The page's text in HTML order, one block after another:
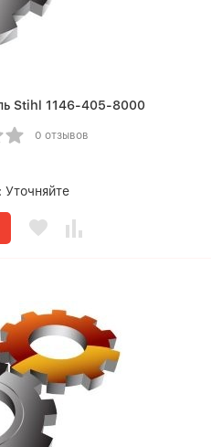
Stihl 1146-405-8000
0 отзывов
Уточняйте